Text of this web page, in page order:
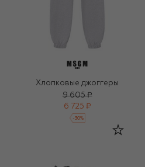
Хлопковые джоггеры
9 605 ₽
6 725 ₽
-30%